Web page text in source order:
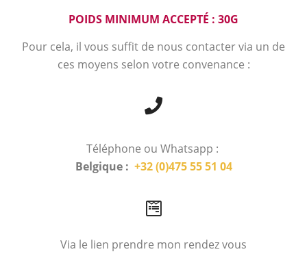
POIDS MINIMUM ACCEPTÉ : 30G
Pour cela, il vous suffit de nous contacter via un de
ces moyens selon votre convenance :
Téléphone ou Whatsapp :
Belgique : +32 (0)475 55 51 04
Via le lien prendre mon rendez vous